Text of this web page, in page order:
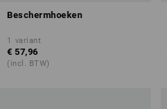
Beschermhoeken
1 variant
€ 57,96
(incl. BTW)